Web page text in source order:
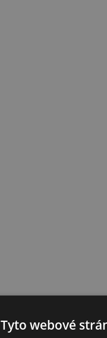
Tyto webové